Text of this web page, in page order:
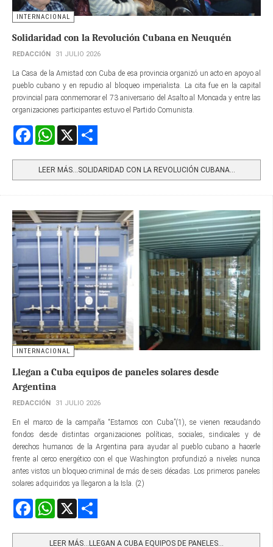
INTERNACIONAL
Solidaridad con la Revolución Cubana en Neuquén
REDACCIÓN 31 JULIO 2026
La Casa de la Amistad con Cuba de esa provincia organizó un acto en apoyo al
pueblo cubano y en repudio al bloqueo imperialista. La cita fue en la capital
provincial para conmemorar el 73 aniversario del Asalto al Moncada y entre las
organizaciones participantes estuvo el Partido Comunista.
FacebookWhatsApp
LEER MÁS…SOLIDARIDAD CON LA REVOLUCIÓN CUBANA...
INTERNACIONAL
Llegan a Cuba equipos de paneles solares desde
Argentina
REDACCIÓN 31 JULIO 2026
En el marco de la campaña “Estamos con Cuba”(1), se vienen recaudando
fondos desde distintas organizaciones políticas, sociales, sindicales y de
derechos humanos de la Argentina para ayudar al pueblo cubano a hacerle
frente al cerco energético con el que Washington profundizó a niveles nunca
antes vistos un bloqueo criminal de más de seis décadas. Los primeros paneles
solares adquiridos ya llegaron a la Isla. (2)
FacebookWhatsApp
LEER MÁS…LLEGAN A CUBA EQUIPOS DE PANELES...